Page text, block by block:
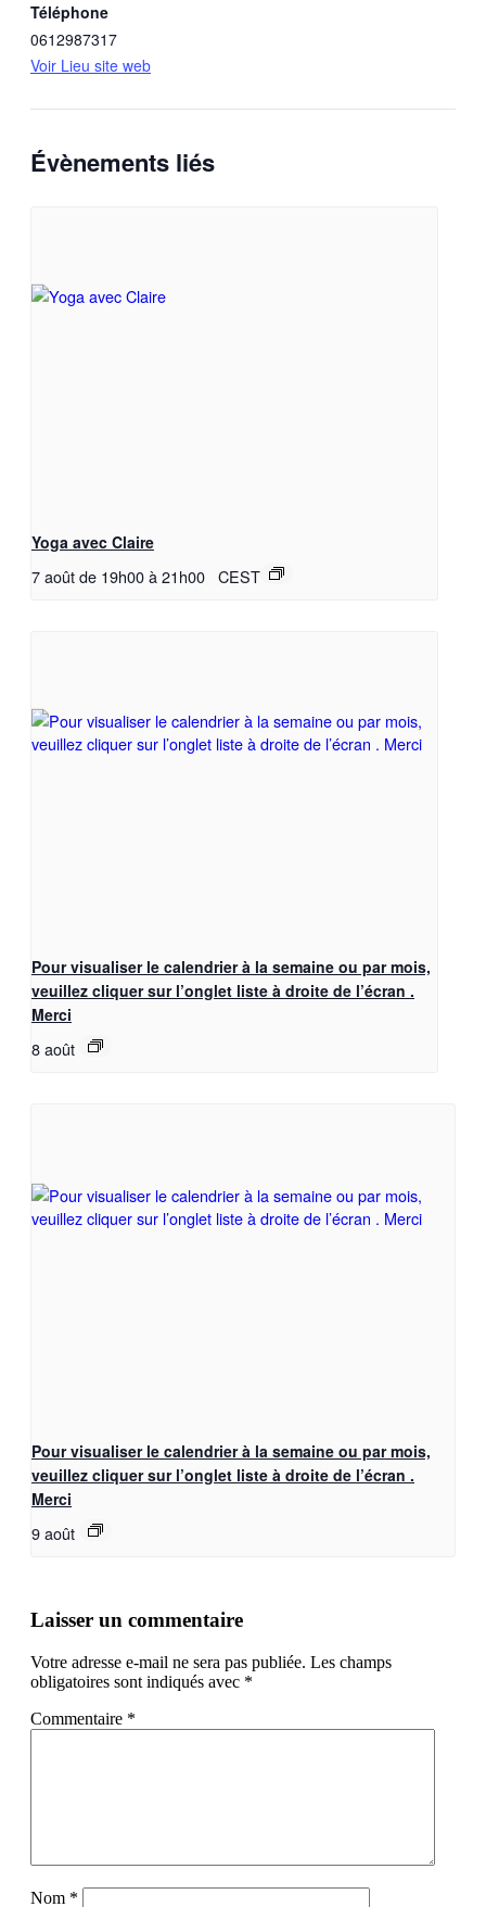
Téléphone
0612987317
Voir Lieu site web
Évènements liés
Yoga avec Claire
7 août de 19h00à21h00 CEST
Pour visualiser le calendrier à la semaine ou par mois,
veuillez cliquer sur l’onglet liste à droite de l’écran .
Merci
8 août
Pour visualiser le calendrier à la semaine ou par mois,
veuillez cliquer sur l’onglet liste à droite de l’écran .
Merci
9 août
Laisser un commentaire
Votre adresse e-mail ne sera pas publiée. Les champs
obligatoires sont indiqués avec *
Commentaire *
Nom *